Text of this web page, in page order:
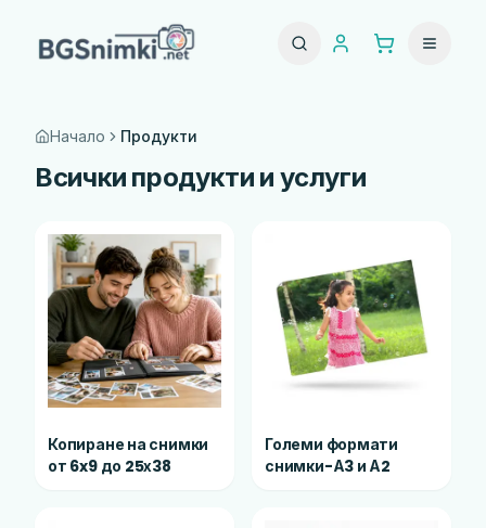
Начало Продукти
Всички продукти и услуги
Копиране на снимки
от 6x9 до 25х38
Големи формати
снимки-А3 и А2